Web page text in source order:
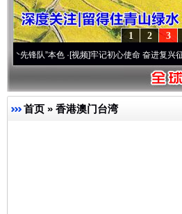
3
2
1
”本色·[视频]牢记初心使命 奋进复兴征程丨宝塔
首页 » 香港澳门台湾